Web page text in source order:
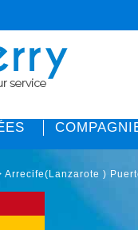
Arrecife(Lanzarote )